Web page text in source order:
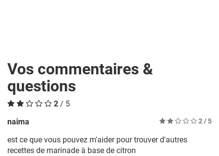
Vos commentaires &
questions
2 / 5
naima
2/ 5
est ce que vous pouvez m'aider pour trouver d'autres
recettes de marinade à base de citron